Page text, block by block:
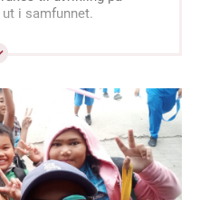
i samfunnet.
kan brukes til
av Det norske
utgangspunkt i
i Afrika, Sentral-Asia